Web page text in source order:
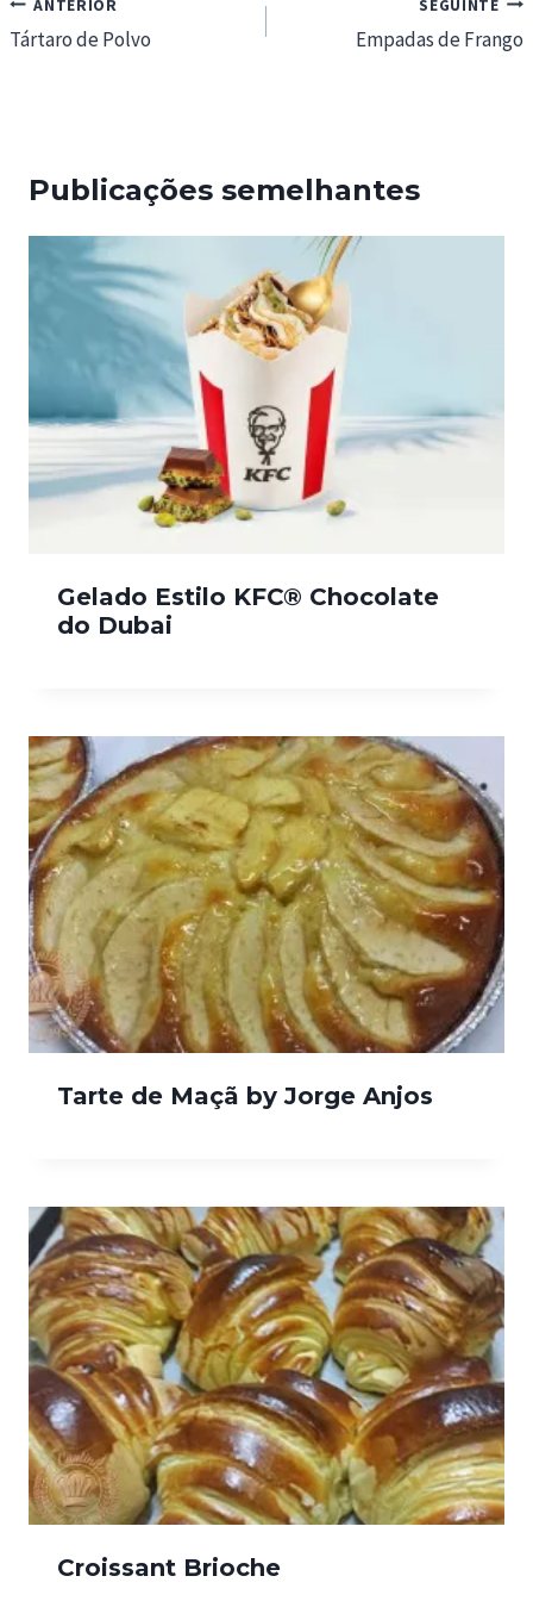
de
ANTERIOR
Tártaro de Polvo
SEGUINTE
Empadas de Frango
Publicações semelhantes
Gelado Estilo KFC® Chocolate
do Dubai
Tarte de Maçã by Jorge Anjos
Croissant Brioche